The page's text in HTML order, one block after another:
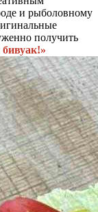
и рыболовному
получить